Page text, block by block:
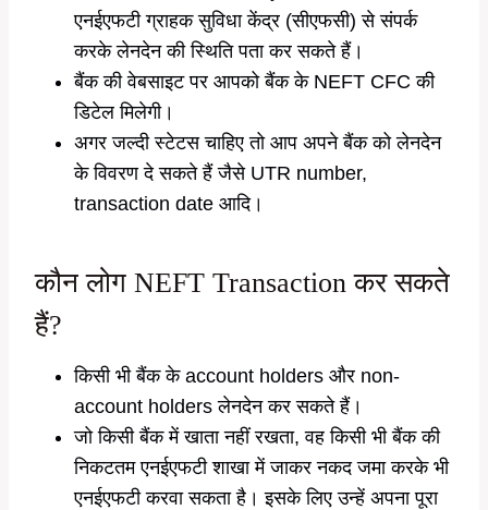
एनईएफटी ग्राहक सुविधा केंद्र (सीएफसी) से संपर्क
करके लेनदेन की स्थिति पता कर सकते हैं।
बैंक की वेबसाइट पर आपको बैंक के NEFT CFC की
डिटेल मिलेगी।
अगर जल्दी स्टेटस चाहिए तो आप अपने बैंक को लेनदेन
के विवरण दे सकते हैं जैसे UTR number,
transaction date आदि।
कौन लोग NEFT Transaction कर सकते
हैं?
किसी भी बैंक के account holders और non-
account holders लेनदेन कर सकते हैं।
जो किसी बैंक में खाता नहीं रखता, वह किसी भी बैंक की
निकटतम एनईएफटी शाखा में जाकर नकद जमा करके भी
एनईएफटी करवा सकता है। इसके लिए उन्हें अपना पूरा